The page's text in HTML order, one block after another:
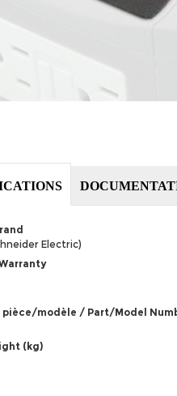
Electric)
pièce/modèle / Part/Model
(kg)